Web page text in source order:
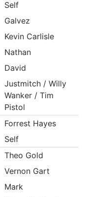
Self
Galvez
Kevin Carlisle
Nathan
David
Justmitch / Willy
Wanker / Tim
Pistol
Forrest Hayes
Self
Theo Gold
Vernon Gart
Mark